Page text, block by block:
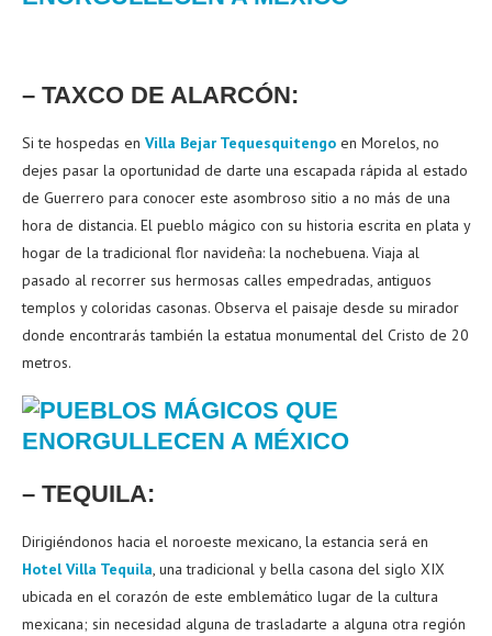
– TAXCO DE ALARCÓN:
Si te hospedas en Villa Bejar Tequesquitengo en Morelos, no
dejes pasar la oportunidad de darte una escapada rápida al estado
de Guerrero para conocer este asombroso sitio a no más de una
hora de distancia. El pueblo mágico con su historia escrita en plata y
hogar de la tradicional flor navideña: la nochebuena. Viaja al
pasado al recorrer sus hermosas calles empedradas, antiguos
templos y coloridas casonas. Observa el paisaje desde su mirador
donde encontrarás también la estatua monumental del Cristo de 20
metros.
– TEQUILA:
Dirigiéndonos hacia el noroeste mexicano, la estancia será en
Hotel Villa Tequila, una tradicional y bella casona del siglo XIX
ubicada en el corazón de este emblemático lugar de la cultura
mexicana; sin necesidad alguna de trasladarte a alguna otra región